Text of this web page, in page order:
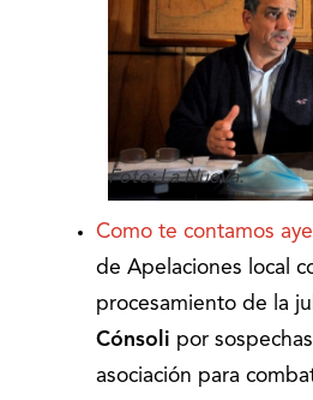
Foto: La Nueva.
Como te contamos
de Apelaciones local
procesamiento de la
Cónsoli por
asociación para